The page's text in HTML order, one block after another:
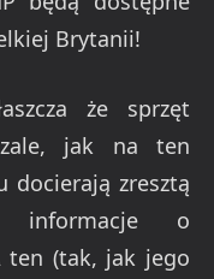
Brytanii!
że sprzęt
jak na ten
docierają zresztą
informacje o
ten (tak, jak jego